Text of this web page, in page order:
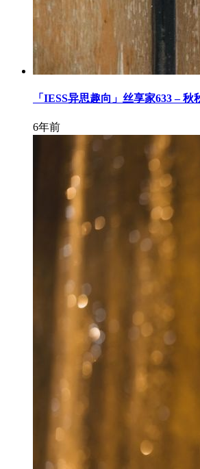
「IESS异思趣向」丝享家633 – 秋
6年前